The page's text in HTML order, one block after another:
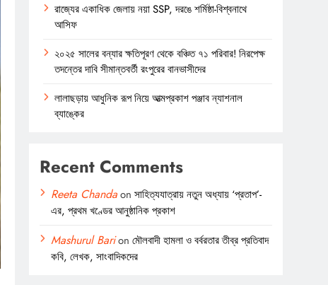
রাজ্যের একাধিক জেলায় নয়া SSP, দরঙে শর্মিষ্ঠা-বিশ্বনাথে
আসিফ
২০২৫ সালের বন্যার ক্ষতিপূরণ থেকে বঞ্চিত ৭১ পরিবার! নিরপেক্ষ
তদন্তের দাবি সীমান্তবর্তী রংপুরের বানভাসীদের
লালাছড়ায় আধুনিক রূপ নিয়ে আত্মপ্রকাশ পঞ্জাব ন্যাশনাল
ব্যাঙ্কের
Recent Comments
Reeta Chandaonসাহিত্যযাত্রায় নতুন অধ্যায় ‘প্রতাপ’-
এর, প্রথম খণ্ডের আনুষ্ঠানিক প্রকাশ
Mashurul Barionমৌলবাদী হামলা ও বর্বরতার তীব্র প্রতিবাদ
কবি, লেখক, সাংবাদিকদের